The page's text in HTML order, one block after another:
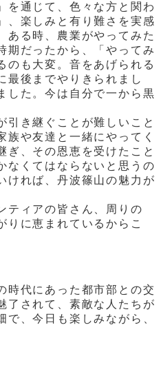
を通じて、色々な方と関わ
、楽しみと有り難さを実感
ある時、農業がやってみた
期だったから、「やってみ
のも大変。音をあげられる
最後までやりきられまし
した。今は自分で一から黒
引き継ぐことが難しいこと
や友達と一緒にやってく
ぎ、その恩恵を受けたこと
なくてはならないと思うの
ければ、丹波篠山の魅力が
ティアの皆さん、周りの
りに恵まれているからこ
時代にあった都市部との交
了されて、素敵な人たちが
、今日も楽しみながら、